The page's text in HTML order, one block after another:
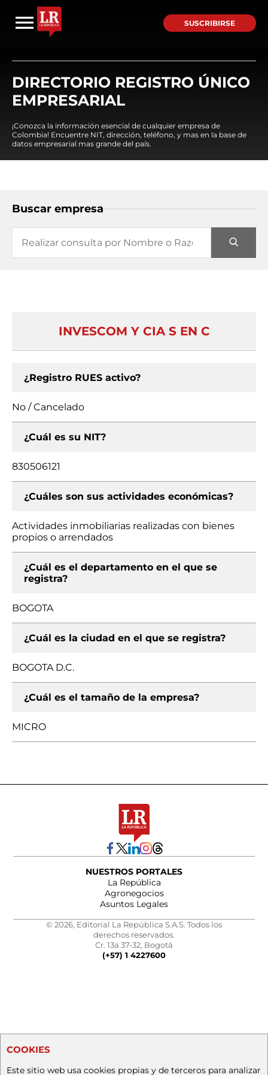
SUSCRIBIRSE
DIRECTORIO REGISTRO ÚNICO
EMPRESARIAL
¡Conozca la información esencial de cualquier empresa de
Colombia! Encuentre NIT, dirección, teléfono, y mas en la base de
datos empresarial mas grande del país.
Buscar empresa
INVESCOM Y CIA S EN C
¿Registro RUES activo?
No / Cancelado
¿Cuál es su NIT?
830506121
¿Cuáles son sus actividades económicas?
Actividades inmobiliarias realizadas con bienes
propios o arrendados
¿Cuál es el departamento en el que se
registra?
BOGOTA
¿Cuál es la ciudad en el que se registra?
BOGOTA D.C.
¿Cuál es el tamaño de la empresa?
MICRO
NUESTROS PORTALES
La República
Agronegocios
Asuntos Legales
© 2026, Editorial La República S.A.S. Todos los
derechos reservados.
Cr. 13a 37-32, Bogotá
(+57) 1 4227600
COOKIES
Este sitio web usa cookies propias y de terceros para analizar